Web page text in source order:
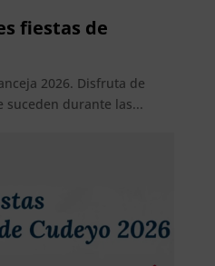
fiestas de
2026. Disfruta de
suceden durante las...